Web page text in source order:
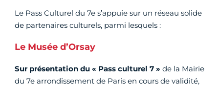
Le Pass Culturel du 7e s’appuie sur un réseau solide
de partenaires culturels, parmi lesquels :
Le Musée d’Orsay
Sur présentation du « Pass culturel 7 » de la Mairie
du 7e arrondissement de Paris en cours de validité,